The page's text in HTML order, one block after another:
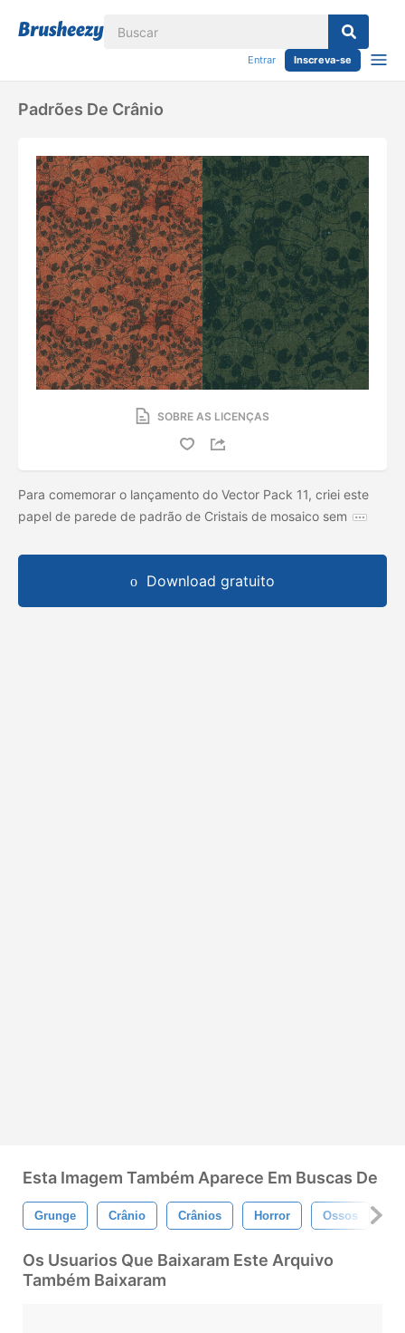
Entrar Inscreva-se
Padrões De Crânio
SOBRE AS LICENÇAS
Para comemorar o lançamento do Vector Pack 11, criei este
papel de parede de padrão de Cristais de mosaico sem
Download gratuito
Esta Imagem Também Aparece Em Buscas De
Grunge Crânio Crânios Horror Ossos
Os Usuarios Que Baixaram Este Arquivo
Também Baixaram